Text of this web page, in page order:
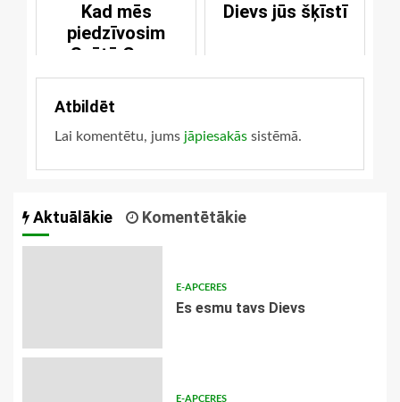
Kad mēs
piedzīvosim
Svētā Gara
pārmācību
Dievs jūs šķīstī
Atbildēt
Lai komentētu, jums jāpiesakās sistēmā.
Aktuālākie Komentētākie
E-APCERES
Es esmu tavs Dievs
E-APCERES